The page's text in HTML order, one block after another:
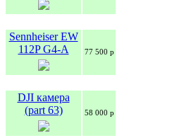
Sennheiser EW
112P G4-A
77 500 р
DJI камера
(part 63)
58 000 р